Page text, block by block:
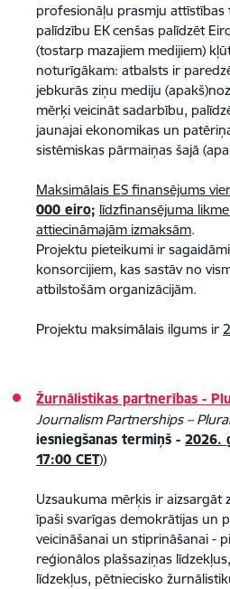
profesionāļu prasmju attīstības
palīdzību EK cenšas palīdzēt
(tostarp mazajiem medijiem)
noturīgākam: atbalsts ir
jebkurās ziņu mediju
mērķi veicināt sadarbību,
jaunajai ekonomikas un
sistēmiskas pārmaiņas šajā
Maksimālais ES finansējums
000 eiro; līdzfinansējuma
attiecināmajām izmaksām.
Projektu pieteikumi ir
konsorcijiem, kas sastāv no
atbilstošām organizācijām.
Projektu maksimālais ilgums ir
Žurnālistikas partnerības -
Journalism Partnerships –
iesniegšanas termiņš - 2026.
17:00 CET))
Uzsaukuma mērķis ir aizsargāt
īpaši svarīgas demokrātijas un
veicināšanai un stiprināšanai -
reģionālos plašsaziņas
līdzekļus, pētniecisko